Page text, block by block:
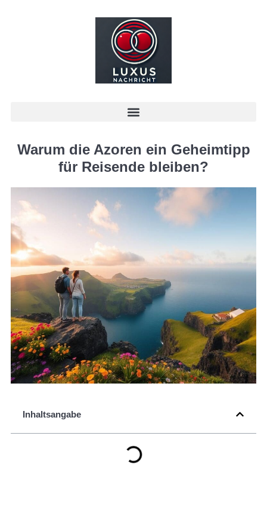
Warum die Azoren ein Geheimtipp
für Reisende bleiben?
Inhaltsangabe